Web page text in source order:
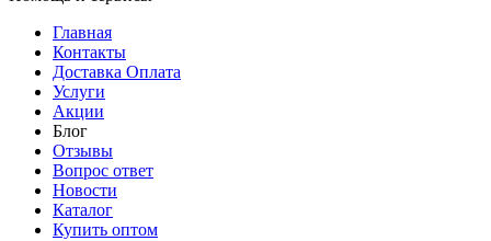
Главная
Контакты
Доставка Оплата
Услуги
Акции
Блог
Отзывы
Вопрос ответ
Новости
Каталог
Купить оптом